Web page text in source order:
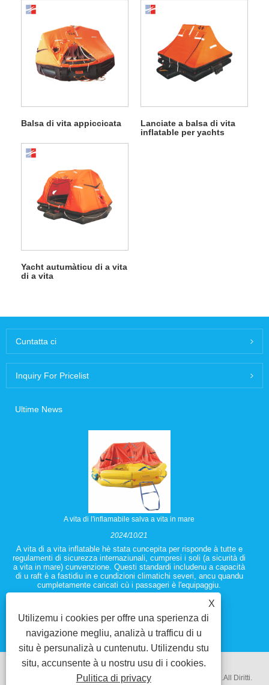
Balsa di vita appiccicata
Lanciate a balsa di vita
inflatable per yachts
Yacht autumàticu di a vita
di a vita
Cuntatta ci
Inquiry For Pricelist
Ultime News
A vita di l'inflamabile salva a vita in mare
2024/10/21
A vita di a vita inflatable hè stata cuncepita per risponde à tutte e
regulamenti di sicurezza internaziunali, cumpresi i soli (a sicurità di
a vita in mare) cunvenzione. Questi standardi includenu a capacità
di u raft è a fastidiu in e cundizioni climatichi severi, ancu quandu
cumpletamente caricati cù i passageri è l'equipaggiu.
Copyright @ 2018 Ningbo Zhenhua Equipment COTLESSLOD.All Diritti.
X
Utilizemu i cookies per offre una sperienza di
navigazione megliu, analizà u trafficu di u
situ è ​​persunalizà u cuntenutu. Utilizendu stu
situ, accunsente à u nostru usu di i cookies.
Pulitica di privacy